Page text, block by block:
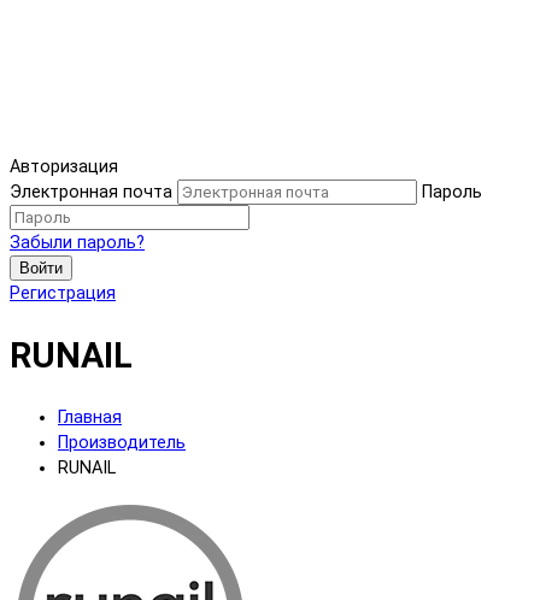
Авторизация
Электронная почта
Пароль
Забыли пароль?
Войти
Регистрация
RUNAIL
Главная
Производитель
RUNAIL